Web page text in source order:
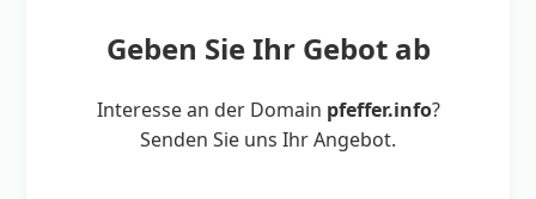
Geben Sie Ihr Gebot ab
Interesse an der Domain pfeffer.info?
Senden Sie uns Ihr Angebot.